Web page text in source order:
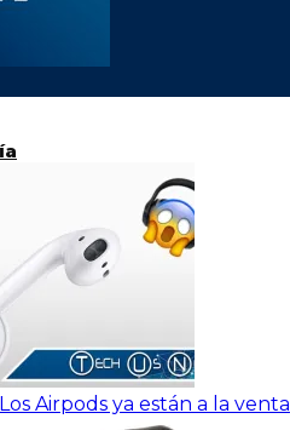
Airpods ya están a la venta